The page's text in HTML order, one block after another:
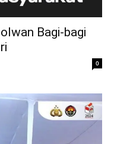
Bagi-bagi
0